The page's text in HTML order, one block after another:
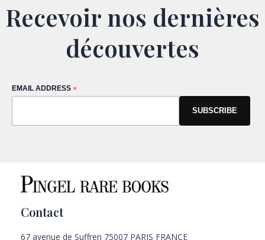
Recevoir nos dernières
découvertes
EMAIL ADDRESS *
Contact
67 avenue de Suffren 75007 PARIS FRANCE